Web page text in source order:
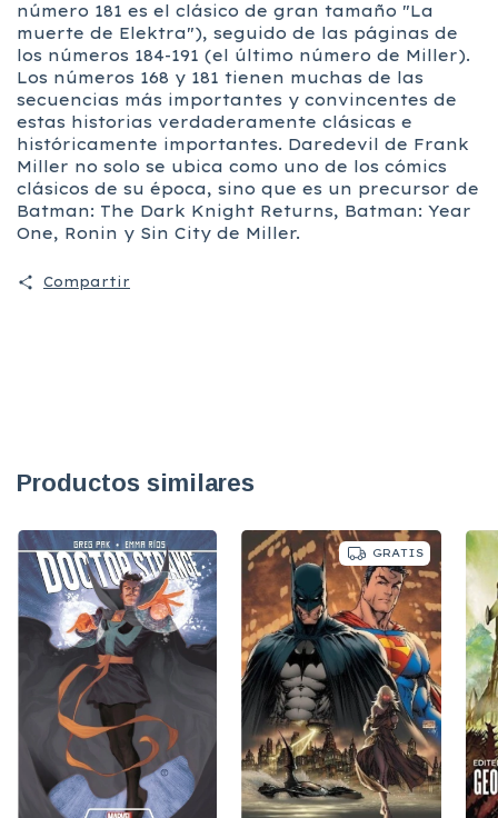
número 181 es el clásico de gran tamaño "La
muerte de Elektra"), seguido de las páginas de
los números 184-191 (el último número de Miller).
Los números 168 y 181 tienen muchas de las
secuencias más importantes y convincentes de
estas historias verdaderamente clásicas e
históricamente importantes. Daredevil de Frank
Miller no solo se ubica como uno de los cómics
clásicos de su época, sino que es un precursor de
Batman: The Dark Knight Returns, Batman: Year
One, Ronin y Sin City de Miller.
Compartir
Productos similares
GRATIS